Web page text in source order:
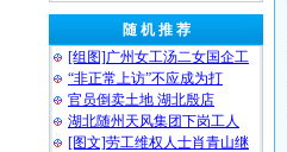
随 机 推 荐
[组图]广州女工汤二女国企工
“非正常上访”不应成为打
官员倒卖土地 湖北殷店
湖北随州天风集团下岗工人
[图文]劳工维权人士肖青山继